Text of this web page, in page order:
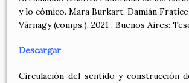
y lo cómico. Mara Burkart, Damián
Várnagy (comps.), 2021 . Buenos Aires:
Descargar
Circulación del sentido y construcción